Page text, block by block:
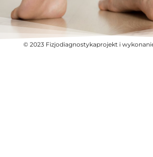
© 2023 Fizjodiagnostykaprojekt i